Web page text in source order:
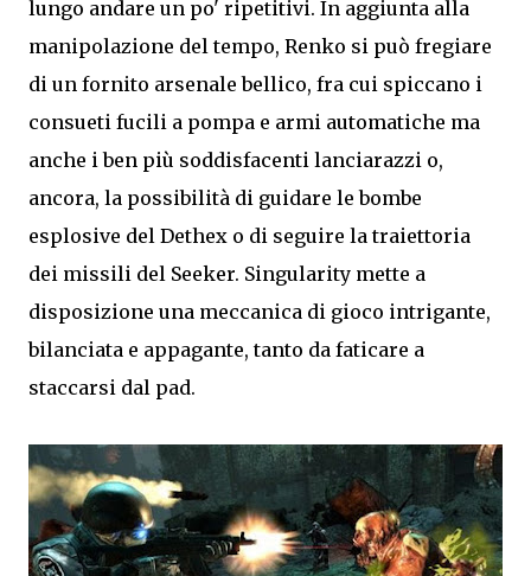
lungo andare un po' ripetitivi. In aggiunta alla
manipolazione del tempo, Renko si può fregiare
di un fornito arsenale bellico, fra cui spiccano i
consueti fucili a pompa e armi automatiche ma
anche i ben più soddisfacenti lanciarazzi o,
ancora, la possibilità di guidare le bombe
esplosive del Dethex o di seguire la traiettoria
dei missili del Seeker. Singularity mette a
disposizione una meccanica di gioco intrigante,
bilanciata e appagante, tanto da faticare a
staccarsi dal pad.